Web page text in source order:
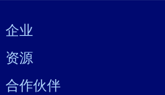
Visually hidden Text
企业
资源
合作伙伴